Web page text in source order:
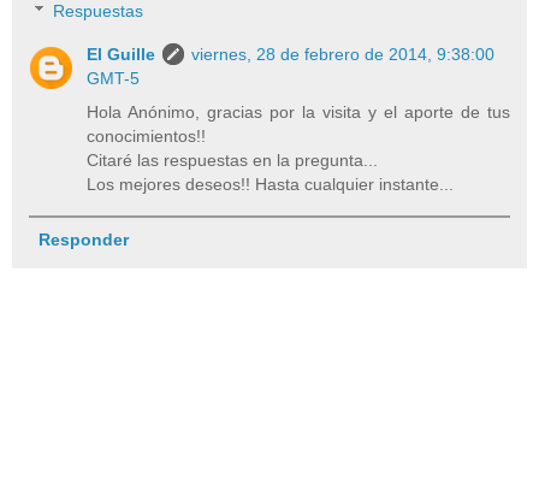
Respuestas
El Guille
viernes, 28 de febrero de 2014, 9:38:00
GMT-5
Hola Anónimo, gracias por la visita y el aporte de tus
conocimientos!!
Citaré las respuestas en la pregunta...
Los mejores deseos!! Hasta cualquier instante...
Responder